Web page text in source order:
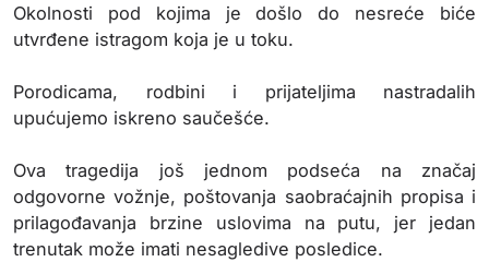
Okolnosti pod kojima je došlo do nesreće biće
utvrđene istragom koja je u toku.
Porodicama, rodbini i prijateljima nastradalih
upućujemo iskreno saučešće.
Ova tragedija još jednom podseća na značaj
odgovorne vožnje, poštovanja saobraćajnih propisa i
prilagođavanja brzine uslovima na putu, jer jedan
trenutak može imati nesagledive posledice.